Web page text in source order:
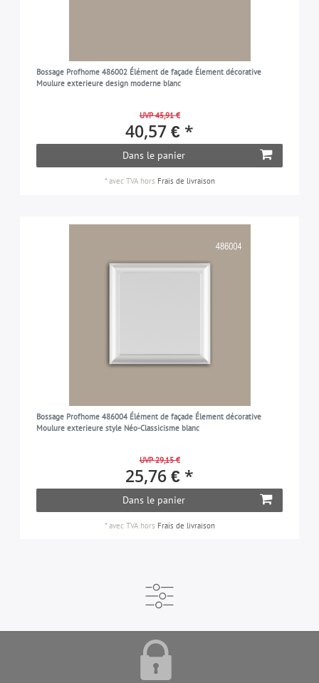
Bossage Profhome 486002 Élément de façade Élement décorative
Moulure exterieure design moderne blanc
UVP 45,91 €
40,57 € *
Dans le panier
*avec TVAhors Frais de livraison
Bossage Profhome 486004 Élément de façade Élement décorative
Moulure exterieure style Néo-Classicisme blanc
UVP 29,15 €
25,76 € *
Dans le panier
*avec TVAhors Frais de livraison